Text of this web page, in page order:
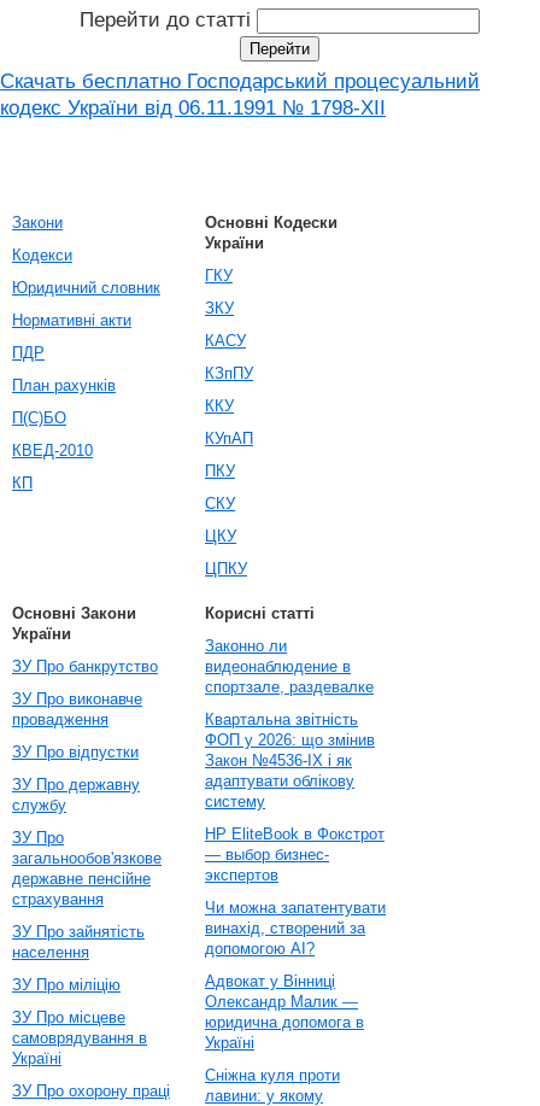
Перейти до статті
Скачать бесплатно Господарський процесуальний
кодекс України від 06.11.1991 № 1798-XII
Закони
Кодекси
Юридичний словник
Нормативні акти
ПДР
План рахунків
П(С)БО
КВЕД-2010
КП
Основні Кодески
України
ГКУ
ЗКУ
КАСУ
КЗпПУ
ККУ
КУпАП
ПКУ
СКУ
ЦКУ
ЦПКУ
Основні Закони
України
ЗУ Про банкрутство
ЗУ Про виконавче
провадження
ЗУ Про відпустки
ЗУ Про державну
службу
ЗУ Про
загальнообов'язкове
державне пенсійне
страхування
ЗУ Про зайнятість
населення
ЗУ Про міліцію
ЗУ Про місцеве
самоврядування в
Україні
ЗУ Про охорону праці
Корисні статті
Законно ли
видеонаблюдение в
спортзале, раздевалке
Квартальна звітність
ФОП у 2026: що змінив
Закон №4536-IX і як
адаптувати облікову
систему
HP EliteBook в Фокстрот
— выбор бизнес-
экспертов
Чи можна запатентувати
винахід, створений за
допомогою AI?
Адвокат у Вінниці
Олександр Малик —
юридична допомога в
Україні
Сніжна куля проти
лавини: у якому